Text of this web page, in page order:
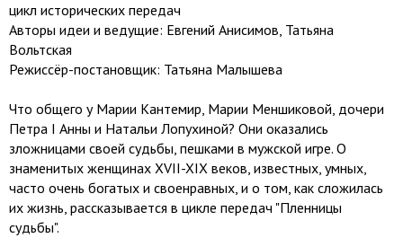
цикл исторических передач
Авторы идеи и ведущие: Евгений Анисимов, Татьяна
Вольтская
Режиссёр-постановщик: Татьяна Малышева
Что общего у Марии Кантемир, Марии Меншиковой, дочери
Петра I Анны и Натальи Лопухиной? Они оказались
зложницами своей судьбы, пешками в мужской игре. О
знаменитых женщинах XVII-XIX веков, известных, умных,
часто очень богатых и своенравных, и о том, как сложилась
их жизнь, рассказывается в цикле передач "Пленницы
судьбы".